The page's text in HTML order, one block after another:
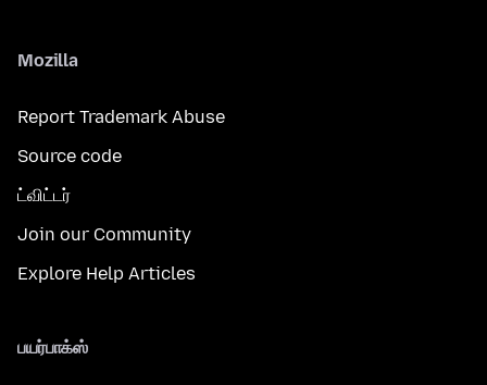
Mozilla
Report Trademark Abuse
Source code
ட்விட்டர்
Join our Community
Explore Help Articles
பயர்பாக்ஸ்